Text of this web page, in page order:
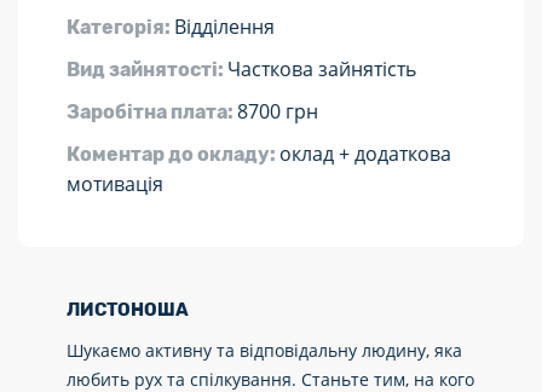
Для бізнесу
Категорія: Відділення
Вид зайнятості: Часткова зайнятість
Заробітна плата: 8700 грн
Коментар до окладу: оклад + додаткова
мотивація
ЛИСТОНОША
Шукаємо активну та відповідальну людину, яка
любить рух та спілкування. Станьте тим, на кого